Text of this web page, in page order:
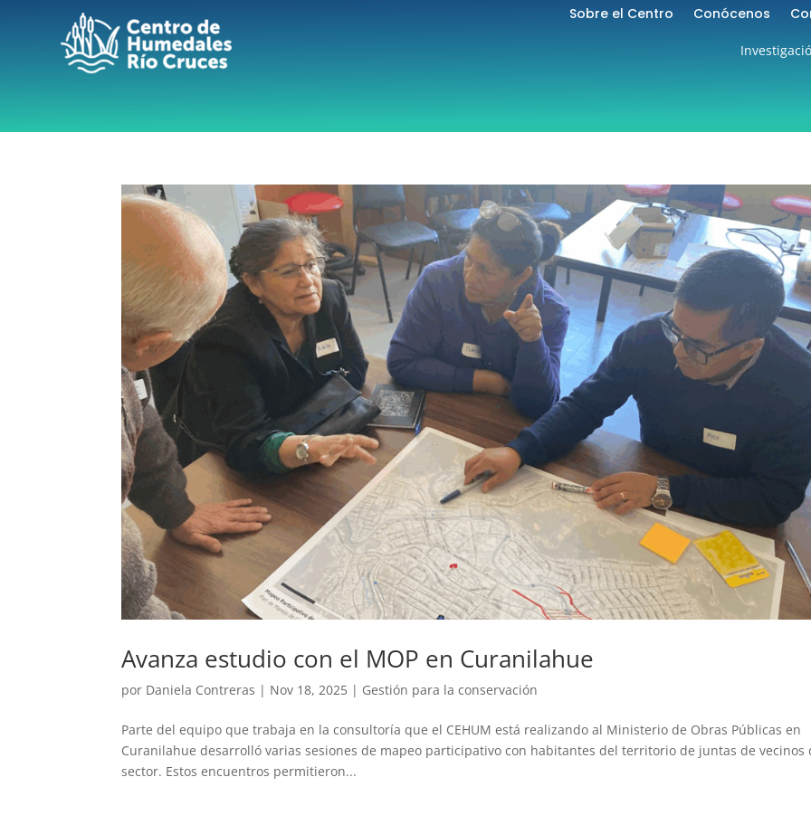
Sobre el Centro Conócenos
Avanza estudio con el MOP en Curanilahue
por Daniela Contreras | Nov 18, 2025 | Gestión para la conservación
Parte del equipo que trabaja en la consultoría que el CEHUM está realizando al Ministerio de Obras Públicas en
Curanilahue desarrolló varias sesiones de mapeo participativo con habitantes del territorio de juntas de vecinos
sector. Estos encuentros permitieron...